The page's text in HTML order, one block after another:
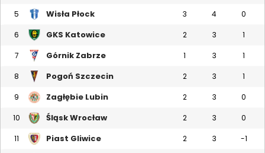
5 Wisła Płock 3 4 0
6 GKS Katowice 2 3 1
7 Górnik Zabrze 1 3 1
8 Pogoń Szczecin 2 3 1
9 Zagłębie Lubin 2 3 0
10 Śląsk Wrocław 2 3 0
11 Piast Gliwice 2 3 -1